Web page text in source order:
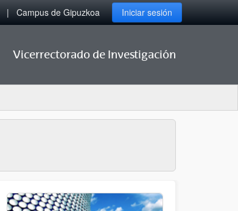
Campus de Gipuzkoa Iniciar sesión
Vicerrectorado de Investigación